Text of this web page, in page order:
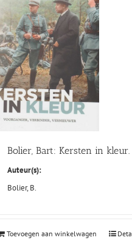
Bolier, Bart: Kersten in
Auteur(s):
Bolier, B.
Toevoegen aan winkelwagen